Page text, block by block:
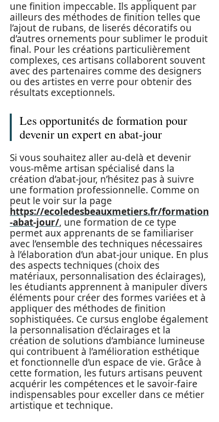
une finition impeccable. Ils appliquent par
ailleurs des méthodes de finition telles que
l’ajout de rubans, de liserés décoratifs ou
d’autres ornements pour sublimer le produit
final. Pour les créations particulièrement
complexes, ces artisans collaborent souvent
avec des partenaires comme des designers
ou des artistes en verre pour obtenir des
résultats exceptionnels.
Les opportunités de formation pour
devenir un expert en abat-jour
Si vous souhaitez aller au-delà et devenir
vous-même artisan spécialisé dans la
création d’abat-jour, n’hésitez pas à suivre
une formation professionnelle. Comme on
peut le voir sur la page
https://ecoledesbeauxmetiers.fr/formation
-abat-jour/, une formation de ce type
permet aux apprenants de se familiariser
avec l’ensemble des techniques nécessaires
à l’élaboration d’un abat-jour unique. En plus
des aspects techniques (choix des
matériaux, personnalisation des éclairages),
les étudiants apprennent à manipuler divers
éléments pour créer des formes variées et à
appliquer des méthodes de finition
sophistiquées. Ce cursus englobe également
la personnalisation d’éclairages et la
création de solutions d’ambiance lumineuse
qui contribuent à l’amélioration esthétique
et fonctionnelle d’un espace de vie. Grâce à
cette formation, les futurs artisans peuvent
acquérir les compétences et le savoir-faire
indispensables pour exceller dans ce métier
artistique et technique.